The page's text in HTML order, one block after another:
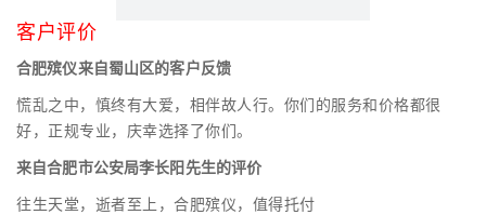
客户评价
合肥殡仪来自蜀山区的客户反馈
慌乱之中，慎终有大爱，相伴故人行。你们的服务和价格都很
好，正规专业，庆幸选择了你们。
来自合肥市公安局李长阳先生的评价
往生天堂，逝者至上，合肥殡仪，值得托付